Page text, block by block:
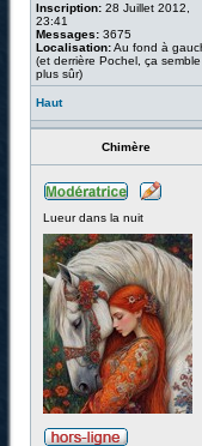
Inscription: 28 Juillet 2012,
23:41
Messages: 3675
Localisation:Au fond à
(et derrière Pochel, ça semble
plus sûr)
Haut
Chimère
Lueur dans la nuit